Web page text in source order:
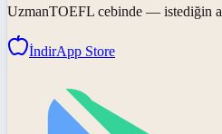
UzmanTOEFL cebinde — istediğin
İndirApp Store